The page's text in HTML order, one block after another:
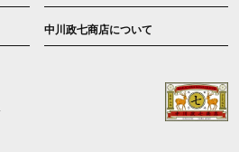
中川政七商店について